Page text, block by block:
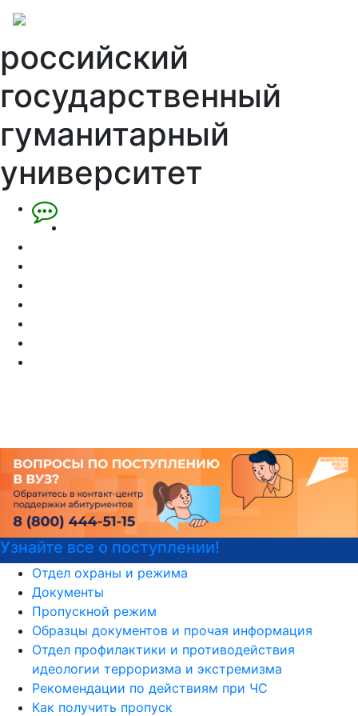
российский
государственный
гуманитарный
университет
о поступлении!
Отдел охраны и режима
Документы
Пропускной режим
Образцы документов и прочая информация
Отдел профилактики и противодействия
идеологии терроризма и экстремизма
Рекомендации по действиям при ЧС
Как получить пропуск